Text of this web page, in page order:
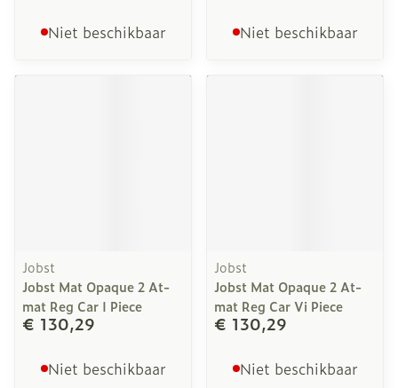
Niet beschikbaar Niet beschikbaar
Jobst
Jobst Mat Opaque 2 At-
mat Reg Car I Piece
€ 130,29
Niet beschikbaar
Jobst
Jobst Mat Opaque 2 At-
mat Reg Car Vi Piece
€ 130,29
Niet beschikbaar